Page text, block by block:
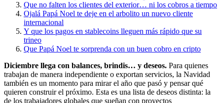
Que no falten los clientes del exterior… ni los cobros a tiempo
Ojalá Papá Noel te deje en el arbolito un nuevo cliente
internacional
Y que los pagos en stablecoins lleguen más rápido que su
trineo
Que Papá Noel te sorprenda con un buen cobro en cripto
Diciembre llega con balances, brindis… y deseos. Para quienes
trabajan de manera independiente o exportan servicios, la Navidad
también es un momento para mirar el año que pasó y pensar qué
quieren construir el próximo. Esta es una lista de deseos distinta: la
de los trabajadores globales que sueñan con proyectos